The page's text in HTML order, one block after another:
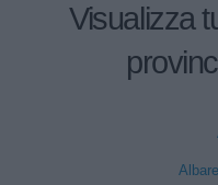
Visualizza